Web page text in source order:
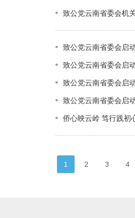
致公党云南省委会机
致公党云南省委会启
致公党云南省委会启
致公党云南省委会启
致公党云南省委会启
侨心映云岭 笃行践
1 2 3 4